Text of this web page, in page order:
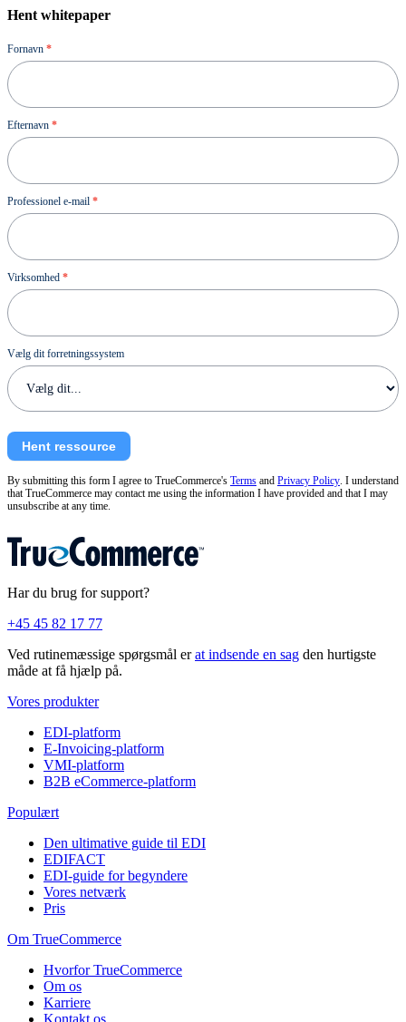
Hent whitepaper
Ressource
Fornavn *
Efternavn *
Professionel e-mail *
Virksomhed *
Vælg dit forretningssystem
Hent ressource
By submitting this form I agree to TrueCommerce's Terms and Privacy Policy. I understand
that TrueCommerce may contact me using the information I have provided and that I may
unsubscribe at any time.
Har du brug for support?
+45 45 82 17 77
Ved rutinemæssige spørgsmål erat indsende en sag den hurtigste
måde at få hjælp på.
Vores produkter
EDI-platform
E-Invoicing-platform
VMI-platform
B2B eCommerce-platform
Populært
Den ultimative guide til EDI
EDIFACT
EDI-guide for begyndere
Vores netværk
Pris
Om TrueCommerce
Hvorfor TrueCommerce
Om os
Karriere